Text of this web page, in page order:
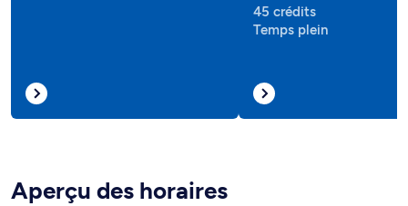
45 crédits
Temps plein
Aperçu des horaires